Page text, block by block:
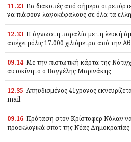
11.23 Για διακοπές από σήμερα οι
να πιάσουν λαγοκέφαλους σε όλα τα
12.33 Η άγνωστη παραλία με τη λευκή
απέχει μόλις 17.000 χιλιόμετρα από την
09.14 Με την πιστωτική κάρτα της
αυτοκίνητο ο Βαγγέλης Μαρινάκης
12.35 Απηυδισμένος 41χρονος
mail
09.16 Πρόταση στον Κρίστοφερ Νόλαν
προεκλογικά σποτ της Νέας